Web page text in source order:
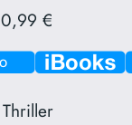
0,99 €
Thriller